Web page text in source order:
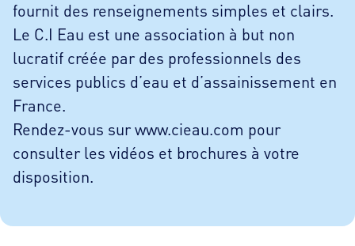
fournit des renseignements simples et clairs.
Le C.I Eau est une association à but non
lucratif créée par des professionnels des
services publics d’eau et d’assainissement en
France.
Rendez-vous sur www.cieau.com pour
consulter les vidéos et brochures à votre
disposition.